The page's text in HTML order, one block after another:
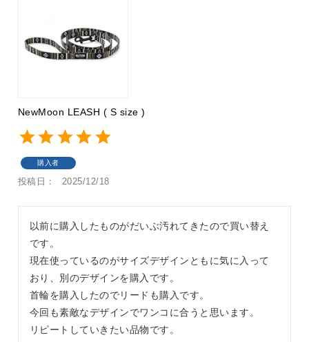
NewMoon LEASH ( S size )
購入者
投稿日 2025/12/18
以前に購入したものがだいぶ汚れてきたので買い替え
です。
現在使っているのがサイズデザインともに気に入って
おり、別のデザインを購入です。
首輪を購入したのでリードも購入です。
今回も素敵なデザインでワンコに合うと思います。
リピートしていきたい品物です。